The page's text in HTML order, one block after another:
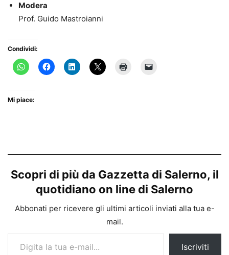
Modera
Prof. Guido Mastroianni
Condividi:
Mi piace:
Scopri di più da Gazzetta di Salerno, il
quotidiano on line di Salerno
Abbonati per ricevere gli ultimi articoli inviati alla tua e-
mail.
Digita la tua e-mail...
Iscriviti